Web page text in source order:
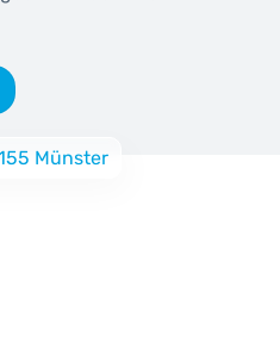
Münster